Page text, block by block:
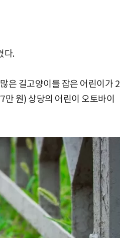
다.
은 길고양이를 잡은 어린이가 2
원) 상당의 어린이 오토바이